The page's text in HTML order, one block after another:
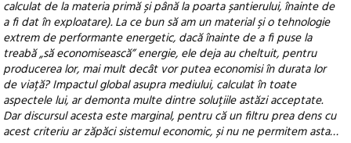
calculat de la materia primă și până la poarta șantierului, înainte de
a fi dat în exploatare). La ce bun să am un material şi o tehnologie
extrem de performante energetic, dacă înainte de a fi puse la
treabă „să economisească” energie, ele deja au cheltuit, pentru
producerea lor, mai mult decât vor putea economisi în durata lor
de viață? Impactul global asupra mediului, calculat în toate
aspectele lui, ar demonta multe dintre soluțiile astăzi acceptate.
Dar discursul acesta este marginal, pentru că un filtru prea dens cu
acest criteriu ar zăpăci sistemul economic, și nu ne permitem asta…